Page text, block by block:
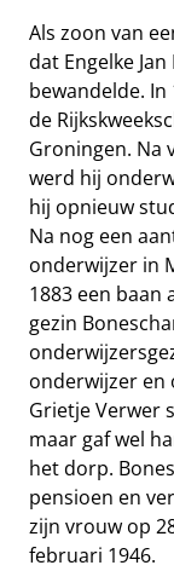
Als zoon van
dat Engelke
bewandelde.
de
Groningen. Na
werd hij
hij opnieuw
Na nog een
onderwijzer in
1883 een baan
gezin
onderwijzer en
Grietje Verwer
maar gaf wel
het dorp.
pensioen en
zijn vrouw op
februari 1946.